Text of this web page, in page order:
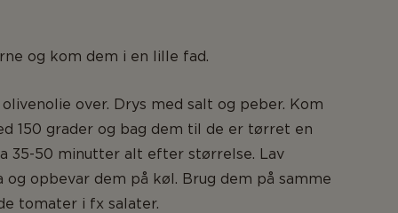
og kom dem i en lille fad.
over. Drys med salt og peber. Kom
150 grader og bag dem til de er tørret en
35-50 minutter alt efter størrelse. Lav
og opbevar dem på køl. Brug dem på samme
tomater i fx salater.